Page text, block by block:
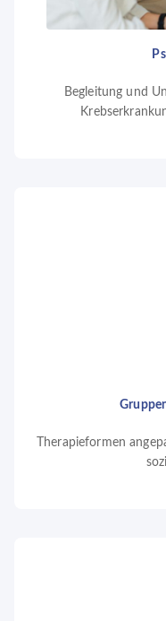
Begleitung und
Therapieformen